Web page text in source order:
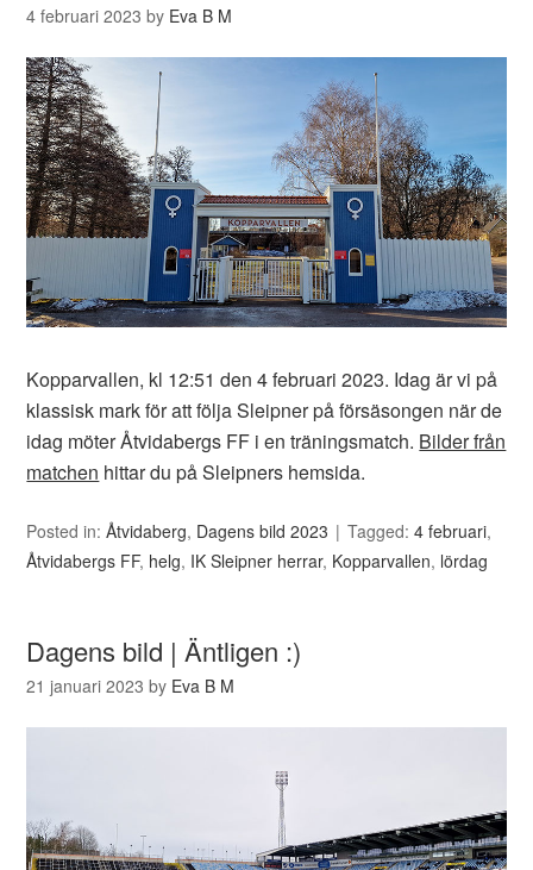
4 februari 2023 by Eva B M
Kopparvallen, kl 12:51 den 4 februari 2023. Idag är vi på
klassisk mark för att följa Sleipner på försäsongen när de
idag möter Åtvidabergs FF i en träningsmatch. Bilder från
matchen hittar du på Sleipners hemsida.
Posted in:Åtvidaberg, Dagens bild 2023 Tagged:4 februari,
Åtvidabergs FF, helg, IK Sleipner herrar, Kopparvallen, lördag
Dagens bild | Äntligen :)
21 januari 2023 by Eva B M